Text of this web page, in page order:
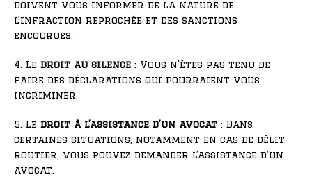
doivent vous informer de la nature de
l’infraction reprochée et des sanctions
encourues.
4. Le droit au silence : Vous n’êtes pas tenu de
faire des déclarations qui pourraient vous
incriminer.
5. Le droit à l’assistance d’un avocat : Dans
certaines situations, notamment en cas de délit
routier, vous pouvez demander l’assistance d’un
avocat.